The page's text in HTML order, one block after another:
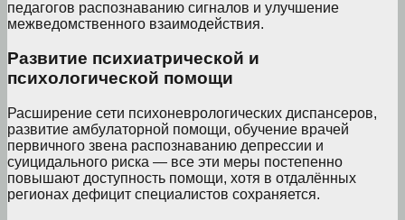
педагогов распознаванию сигналов и улучшение
межведомственного взаимодействия.
Развитие психиатрической и
психологической помощи
Расширение сети психоневрологических диспансеров,
развитие амбулаторной помощи, обучение врачей
первичного звена распознаванию депрессии и
суицидального риска — все эти меры постепенно
повышают доступность помощи, хотя в отдалённых
регионах дефицит специалистов сохраняется.